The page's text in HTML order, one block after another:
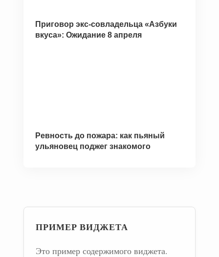
Приговор экс-совладельца «Азбуки
вкуса»: Ожидание 8 апреля
Ревность до пожара: как пьяный
ульяновец поджег знакомого
ПРИМЕР ВИДЖЕТА
Это пример содержимого виджета.